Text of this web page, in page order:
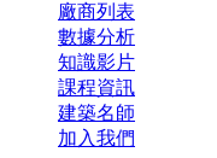
廠商列表
數據分析
知識影片
課程資訊
建築名師
加入我們